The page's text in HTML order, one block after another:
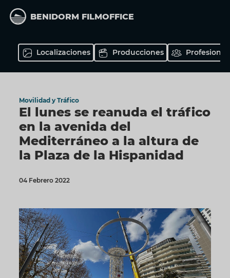
contenido
BENIDORM FILMOFFICE
Localizaciones Producciones
Movilidad y Tráfico
El lunes se reanuda el tráfico
en la avenida del
Mediterráneo a la altura de
la Plaza de la Hispanidad
04 Febrero 2022